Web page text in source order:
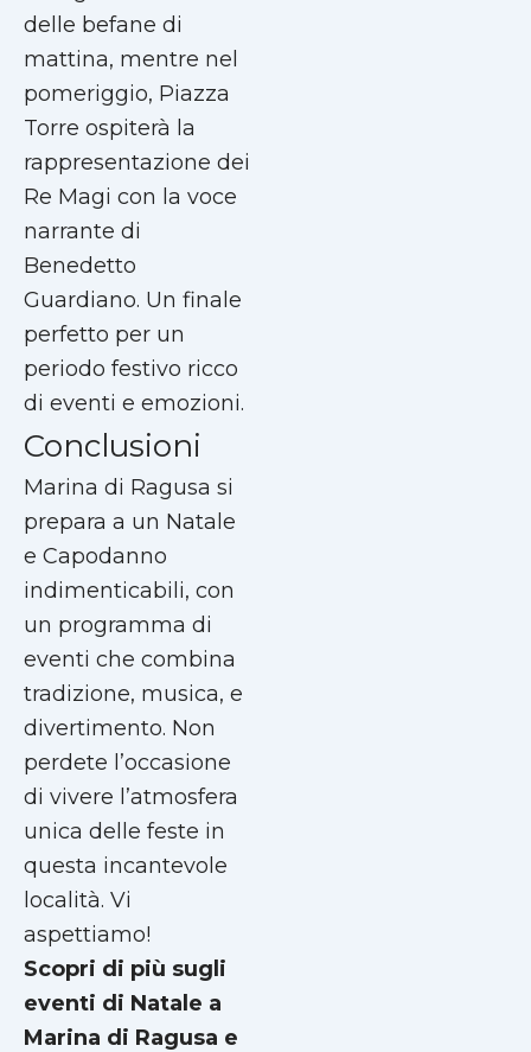
delle befane di
mattina, mentre nel
pomeriggio, Piazza
Torre ospiterà la
rappresentazione dei
Re Magi con la voce
narrante di
Benedetto
Guardiano. Un finale
perfetto per un
periodo festivo ricco
di eventi e emozioni.
Conclusioni
Marina di Ragusa si
prepara a un Natale
e Capodanno
indimenticabili, con
un programma di
eventi che combina
tradizione, musica, e
divertimento. Non
perdete l’occasione
di vivere l’atmosfera
unica delle feste in
questa incantevole
località. Vi
aspettiamo!
Scopri di più sugli
eventi di Natale a
Marina di Ragusa e